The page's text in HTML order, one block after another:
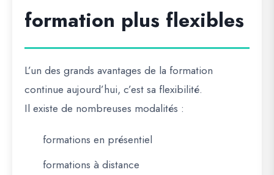
formation plus flexibles
L’un des grands avantages de la formation
continue aujourd’hui, c’est sa flexibilité.
Il existe de nombreuses modalités :
formations en présentiel
formations à distance